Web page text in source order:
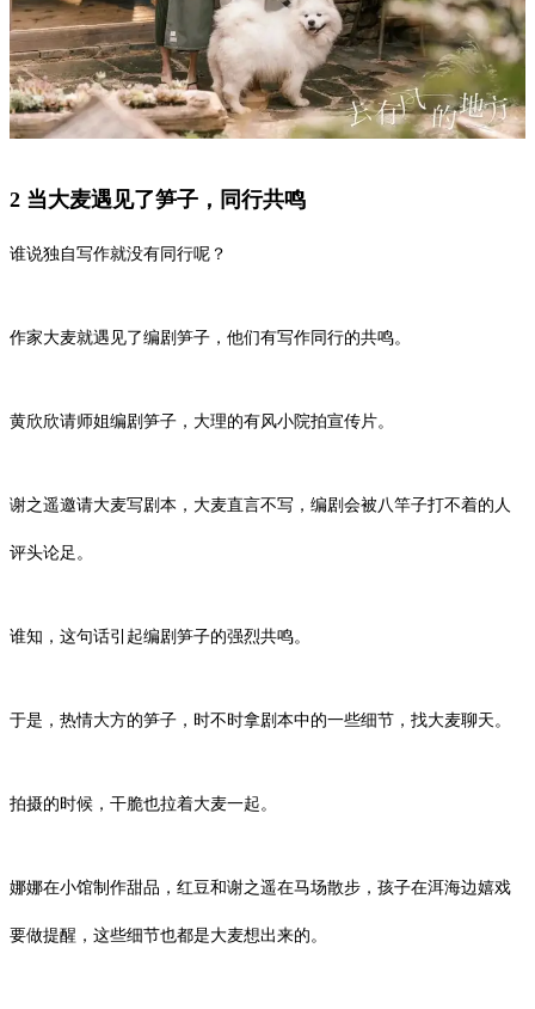
2 当大麦遇见了笋子，同行共鸣
谁说独自写作就没有同行呢？
作家大麦就遇见了编剧笋子，他们有写作同行的共鸣。
黄欣欣请师姐编剧笋子，大理的有风小院拍宣传片。
谢之遥邀请大麦写剧本，大麦直言不写，编剧会被八竿子打不着的人
评头论足。
谁知，这句话引起编剧笋子的强烈共鸣。
于是，热情大方的笋子，时不时拿剧本中的一些细节，找大麦聊天。
拍摄的时候，干脆也拉着大麦一起。
娜娜在小馆制作甜品，红豆和谢之遥在马场散步，孩子在洱海边嬉戏
要做提醒，这些细节也都是大麦想出来的。